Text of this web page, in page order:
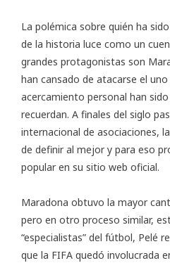
La polémica sobre quién ha
de la historia luce como un
grandes protagonistas son
han cansado de atacarse el
acercamiento personal han
recuerdan. A finales del siglo
internacional de asociaciones,
de definir al mejor y para eso
popular en su sitio web oficial.
Maradona obtuvo la mayor
pero en otro proceso similar,
“especialistas” del fútbol, Pelé
que la FIFA quedó involucrada